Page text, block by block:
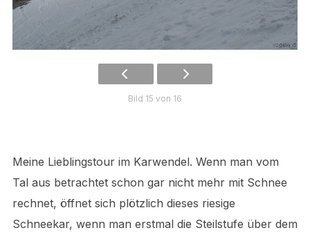
Bild 15 von 16
Meine Lieblingstour im Karwendel. Wenn man vom
Tal aus betrachtet schon gar nicht mehr mit Schnee
rechnet, öffnet sich plötzlich dieses riesige
Schneekar, wenn man erstmal die Steilstufe über dem